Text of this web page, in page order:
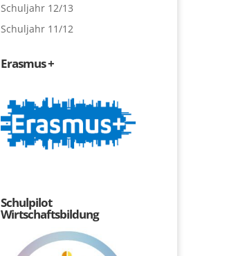
Schuljahr 12/13
Schuljahr 11/12
Erasmus +
Schulpilot
Wirtschaftsbildung